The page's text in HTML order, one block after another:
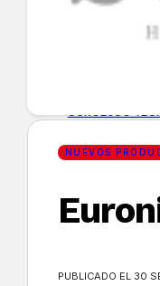
GUÍA DE
MERCADOS Y
NUEVOS
PUBLICADO EL 30